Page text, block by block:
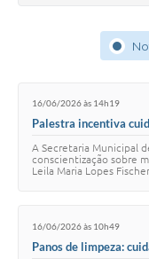
16/06/2026 às 14h19
Palestra incentiva
A Secretaria Municipal
conscientização sobre
Leila Maria Lopes
16/06/2026 às 10h49
Panos de limpeza: